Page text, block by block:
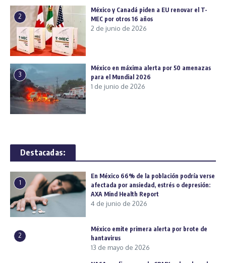
2
México y Canadá piden a EU renovar el T-
MEC por otros 16 años
2 de junio de 2026
3
México en máxima alerta por 50 amenazas
para el Mundial 2026
1 de junio de 2026
Destacadas:
1
En México 66% de la población podría verse
afectada por ansiedad, estrés o depresión:
AXA Mind Health Report
4 de junio de 2026
2
México emite primera alerta por brote de
hantavirus
13 de mayo de 2026